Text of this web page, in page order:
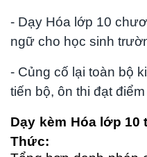
- Dạy Hóa lớp 10
ngữ cho học sinh
- Củng cố lại toàn bộ
tiến bộ, ôn thi đạt
Dạy kèm Hóa lớp 10
Thức: